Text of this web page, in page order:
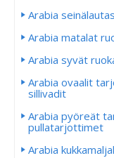
Arabia
Arabia matalat
Arabia syvät
Arabia ovaalit
sillivadit
Arabia pyöreät
pullatarjottimet
Arabia